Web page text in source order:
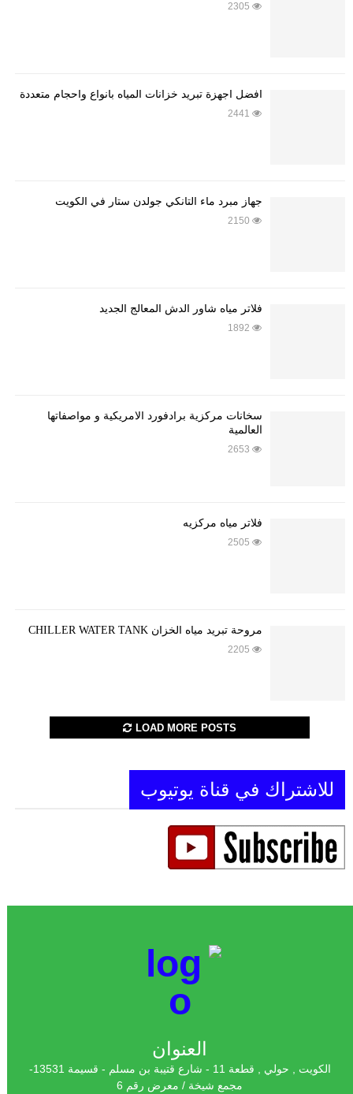
2305
أفضل أجهزة تبريد خزانات المياه بأنواع وأحجام متعددة
2441
جهاز مبرد ماء التانكي جولدن ستار في الكويت
2150
فلاتر مياه شاور الدش المعالج الجديد
1892
سخانات مركزية برادفورد الامريكية و مواصفاتها
العالمية
2653
فلاتر مياه مركزيه
2505
مروحة تبريد مياه الخزان CHILLER WATER TANK
2205
LOAD MORE POSTS
للاشتراك في قناة يوتيوب
العنوان
الكويت , حولي , قطعة 11 - شارع قتيبة بن مسلم - قسيمة 13531-
مجمع شيخة / معرض رقم 6